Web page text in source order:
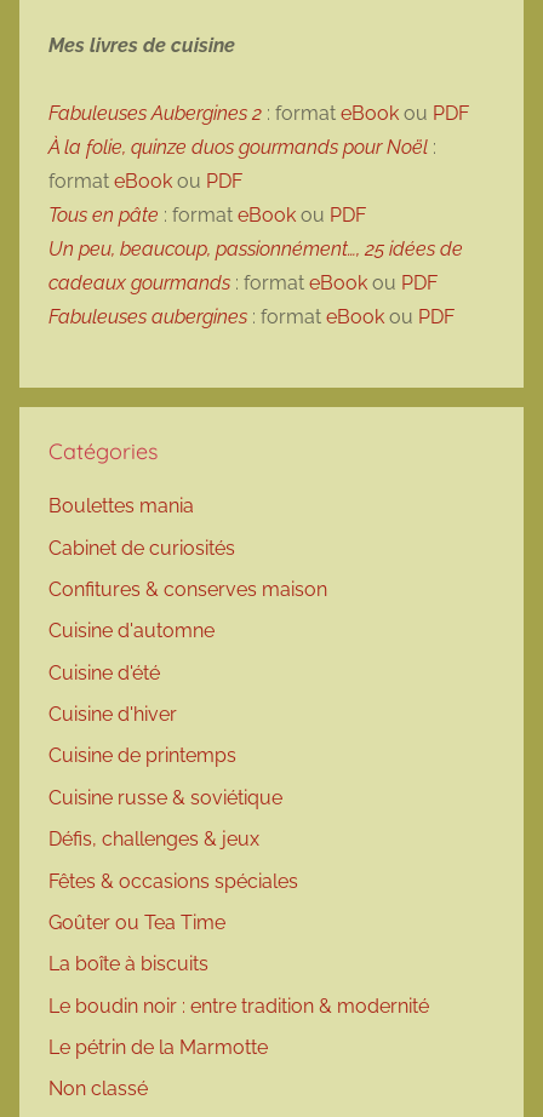
Mes livres de cuisine
Fabuleuses Aubergines 2 : format eBook ou PDF
À la folie, quinze duos gourmands pour Noël :
format eBook ou PDF
Tous en pâte : format eBook ou PDF
Un peu, beaucoup, passionnément…, 25 idées de
cadeaux gourmands : format eBook ou PDF
Fabuleuses aubergines : format eBook ou PDF
Catégories
Boulettes mania
Cabinet de curiosités
Confitures & conserves maison
Cuisine d'automne
Cuisine d'été
Cuisine d'hiver
Cuisine de printemps
Cuisine russe & soviétique
Défis, challenges & jeux
Fêtes & occasions spéciales
Goûter ou Tea Time
La boîte à biscuits
Le boudin noir : entre tradition & modernité
Le pétrin de la Marmotte
Non classé